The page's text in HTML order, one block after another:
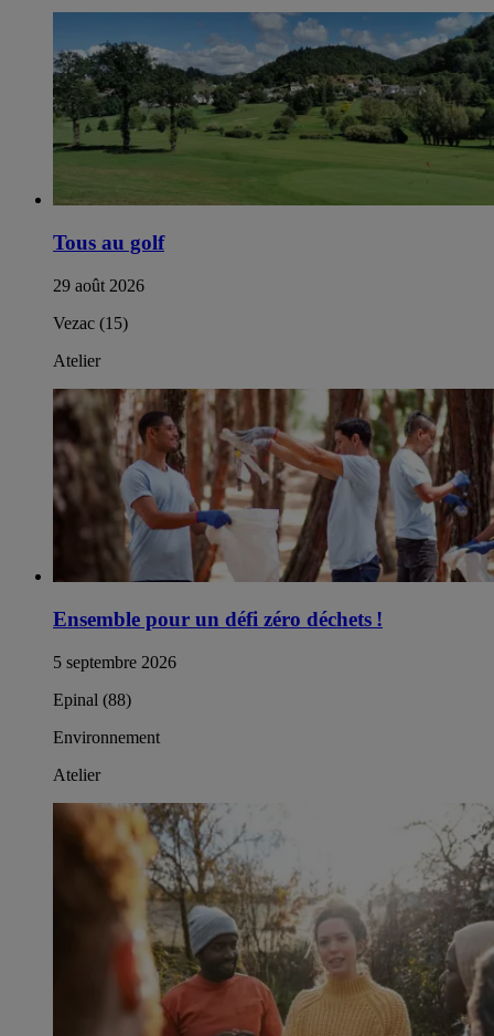
Tous au golf
29 août 2026
Vezac (15)
Atelier
Ensemble pour un défi zéro déchets !
5 septembre 2026
Epinal (88)
Environnement
Atelier